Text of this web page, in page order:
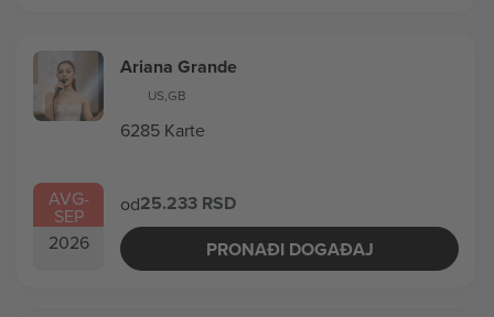
AVG-
SEP
2026
Ariana Grande
US,GB
6285 Karte
od25.233 RSD
PRONAĐI DOGAĐAJ